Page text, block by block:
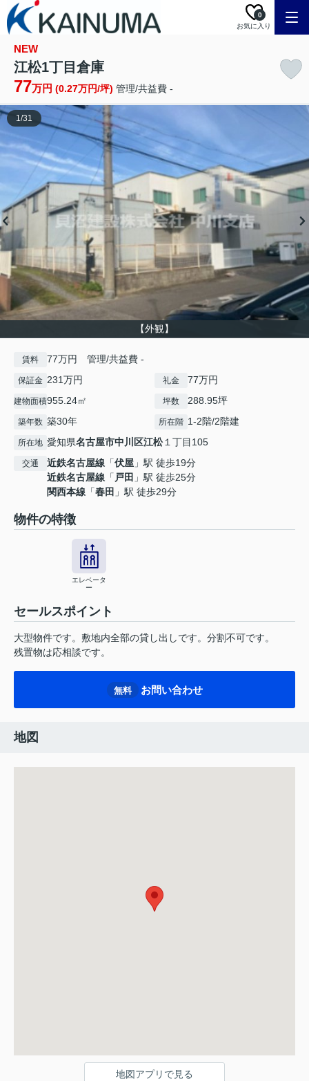
お気に入り
0
NEW
江松1丁目倉庫
77万円 (0.27万円/坪) 管理/共益費 -
【外観】
1/31
賃料 77万円 管理/共益費 -
保証金 231万円 礼金 77万円
建物面積955.24㎡ 坪数 288.95坪
築年数 築30年 所在階 1-2階/2階建
所在地 愛知県名古屋市中川区江松１丁目105
交通 近鉄名古屋線 「伏屋 」駅 徒歩19分
近鉄名古屋線 「 戸田 」駅 徒歩25分
関西本線 「春田 」駅 徒歩29分
物件の特徴
エレベータ
ー
セールスポイント
大型物件です。敷地内全部の貸し出しです。分割不可です。
残置物は応相談です。
無料 お問い合わせ
地図
地図アプリで見る